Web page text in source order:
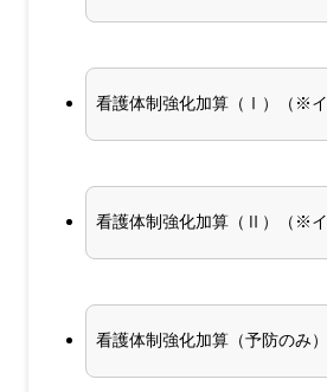
看護体制強化加算（Ⅰ）（※イ
看護体制強化加算（Ⅱ）（※イ
看護体制強化加算（予防のみ）